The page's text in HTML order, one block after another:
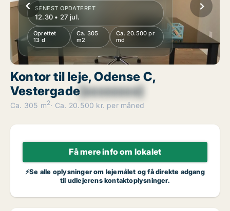
SENEST OPDATERET
12.30 • 27 jul.
Oprettet
13 d
Ca. 305
m2
Ca. 20.500 pr
md
Kontor til leje, Odense C,
Vestergade[xxxxxxxx]
Ca. 305 m2 Ca. 20.500 kr. per måned
Få mere info om lokalet
⚡Se alle oplysninger om lejemålet og få direkte adgang
til udlejerens kontaktoplysninger.